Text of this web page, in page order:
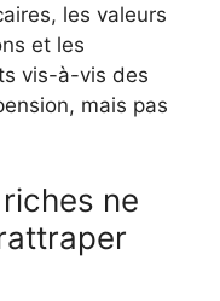
les valeurs
et les
vis-à-vis des
mais pas
ne